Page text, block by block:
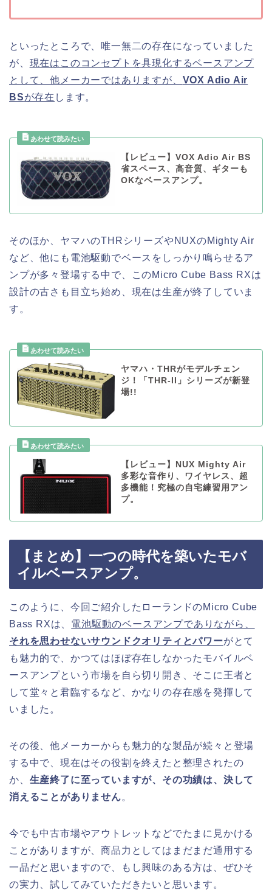
といったところで、唯一無二の存在になっていました
が、 現在はこのコンセプトを具現化するベースアンプ
として、他メーカーではありますが、 VOX Adio Air
BSが存在 します。
【レビュー】VOX Adio Air BS
省スペース、高音質、ギターも
OKなベースアンプ。
そのほか、ヤマハのTHRシリーズやNUXのMighty Air
など、他にも電池駆動でベースをしっかり鳴らせるア
ンプが多々登場する中で、このMicro Cube Bass RXは
設計の古さも目立ち始め、現在は生産が終了していま
す。
ヤマハ・THRがモデルチェン
ジ！「THR-II」シリーズが新登
場!!
【レビュー】NUX Mighty Air
多彩な音作り、ワイヤレス、超
多機能！究極の自宅練習用アン
プ。
【まとめ】一つの時代を築いたモバ
イルベースアンプ。
このように、今回ご紹介したローランドのMicro Cube
Bass RXは、 電池駆動のベースアンプでありながら、
それを思わせないサウンドクオリティとパワーがとて
も魅力的で、かつてはほぼ存在しなかったモバイルベ
ースアンプという市場を自ら切り開き、そこに王者と
して堂々と君臨するなど、かなりの存在感を発揮して
いました。
その後、他メーカーからも魅力的な製品が続々と登場
する中で、現在はその役割を終えたと整理されたの
か、 生産終了に至っていますが、その功績は、決して
消えることがありません。
今でも中古市場やアウトレットなどでたまに見かける
ことがありますが、商品力としてはまだまだ通用する
一品だと思いますので、もし興味のある方は、ぜひそ
の実力、試してみていただきたいと思います。